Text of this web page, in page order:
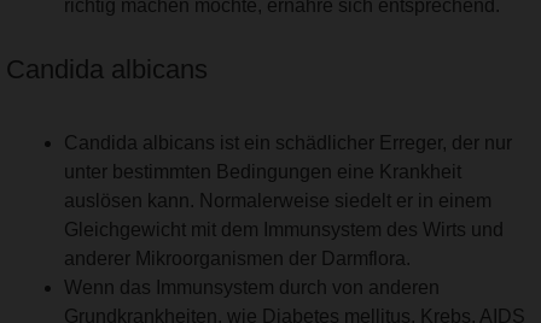
richtig machen möchte, ernähre sich entsprechend.
Candida albicans
Candida albicans ist ein schädlicher Erreger, der nur
unter bestimmten Bedingungen eine Krankheit
auslösen kann. Normalerweise siedelt er in einem
Gleichgewicht mit dem Immunsystem des Wirts und
anderer Mikroorganismen der Darmflora.
Wenn das Immunsystem durch von anderen
Grundkrankheiten, wie Diabetes mellitus, Krebs, AIDS